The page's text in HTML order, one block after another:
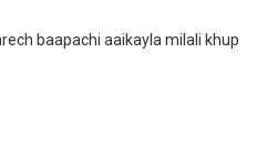
baapachi aaikayla milali khup